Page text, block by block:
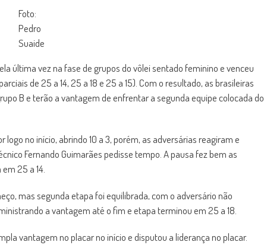
Foto:
Pedro
Suaide
última vez na fase de grupos do vôlei sentado feminino e venceu
de 25 a 14, 25 a 18 e 25 a 15). Com o resultado, as brasileiras
B e terão a vantagem de enfrentar a segunda equipe colocada do
no início, abrindo 10 a 3, porém, as adversárias reagiram e
Fernando Guimarães pedisse tempo. A pausa fez bem as
25 a 14.
mas segunda etapa foi equilibrada, com o adversário não
a vantagem até o fim e etapa terminou em 25 a 18.
vantagem no placar no início e disputou a liderança no placar.